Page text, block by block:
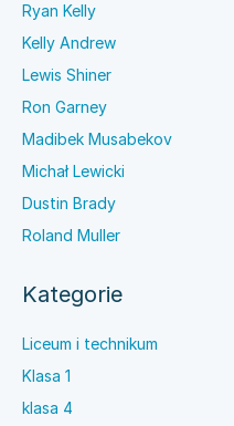
Ryan Kelly
Kelly Andrew
Lewis Shiner
Ron Garney
Madibek Musabekov
Michał Lewicki
Dustin Brady
Roland Muller
Kategorie
Liceum i technikum
Klasa 1
klasa 4